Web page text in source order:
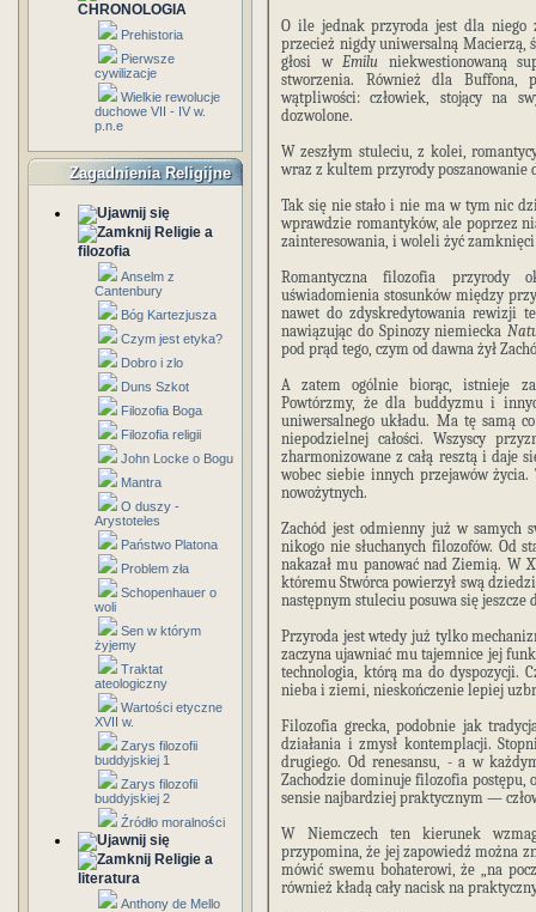
CHRONOLOGIA
Prehistoria
Pierwsze
cywilizacje
Wielkie rewolucje
duchowe VII - IV w.
p.n.e
Zagadnienia Religijne
Religie a
filozofia
Anselm z
Cantenbury
Bóg Kartezjusza
Czym jest etyka?
Dobro i zlo
Duns Szkot
Filozofia Boga
Filozofia religii
John Locke o Bogu
Mantra
O duszy -
Arystoteles
Państwo Platona
Problem zła
Schopenhauer o
woli
Sen w którym
żyjemy
Traktat
ateologiczny
Wartości etyczne
XVII w.
Zarys filozofii
buddyjskiej 1
Zarys filozofii
buddyjskiej 2
Źródło moralności
Religie a
literatura
Anthony de Mello
O ile jednak przyroda jest dla niego
przecież nigdy uniwersalną Macierzą,
głosi wEmilu niekwestionowaną
stworzenia. Również dla
wątpliwości: człowiek, stojący na
dozwolone.
W zeszłym stuleciu, z kolei,
wraz z kultem przyrody poszanowanie
Tak się nie stało i nie ma w tym nic
wprawdzie romantyków, ale poprzez
zainteresowania, i woleli żyć
Romantyczna filozofia przyrody
uświadomienia stosunków między
nawet do zdyskredytowania rewizji
nawiązując do Spinozy niemiecka
pod prąd tego, czym od dawna żył
A zatem ogólnie biorąc, istnieje
Powtórzmy, że dla buddyzmu i
uniwersalnego układu. Ma tę samą
niepodzielnej całości. Wszyscy
zharmonizowane z całą resztą i daje
wobec siebie innych przejawów
nowożytnych.
Zachód jest odmienny już w samych
nikogo nie słuchanych filozofów. Od
nakazał mu panować nad Ziemią. W
któremu Stwórca powierzył swą
następnym stuleciu posuwa się jeszcze
Przyroda jest wtedy już tylko
zaczyna ujawniać mu tajemnice jej
technologia, którą ma do dyspozycji.
nieba i ziemi, nieskończenie lepiej
Filozofia grecka, podobnie jak
działania i zmysł kontemplacji.
drugiego. Od renesansu, - a w
Zachodzie dominuje filozofia postępu,
sensie najbardziej praktycznym —
W Niemczech ten kierunek
przypomina, że jej zapowiedź można
mówić swemu bohaterowi, że „na
również kładą cały nacisk na